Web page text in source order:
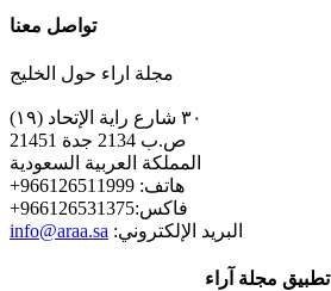
تواصل معنا
مجلة اراء حول الخليج
٣٠ شارع راية الإتحاد (١٩)
ص.ب 2134 جدة 21451
المملكة العربية السعودية
+هاتف: 966126511999
+فاكس:966126531375
info@araa.sa :البريد الإلكتروني
تطبيق مجلة آراء